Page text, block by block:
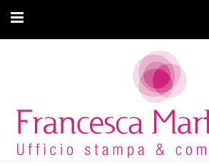
ARTICOLI
MODA ADATTIVA